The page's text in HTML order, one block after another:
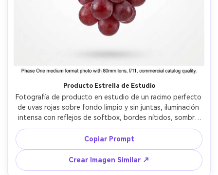
Producto Estrella de Estudio
Fotografía de producto en estudio de un racimo perfecto
de uvas rojas sobre fondo limpio y sin juntas, iluminación
intensa con reflejos de softbox, bordes nítidos, sombra
sutil bajo las uvas, textura y color ultra realista, tomada
con Phase One de formato medio y lente 80mm, f/11,
enfoque agudo, calidad de catálogo comercial --ar 4:5
Copiar Prompt
Crear Imagen Similar ↗